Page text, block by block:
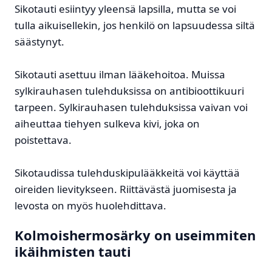
Sikotauti esiintyy yleensä lapsilla, mutta se voi
tulla aikuisellekin, jos henkilö on lapsuudessa siltä
säästynyt.
Sikotauti asettuu ilman lääkehoitoa. Muissa
sylkirauhasen tulehduksissa on antibioottikuuri
tarpeen. Sylkirauhasen tulehduksissa vaivan voi
aiheuttaa tiehyen sulkeva kivi, joka on
poistettava.
Sikotaudissa tulehduskipulääkkeitä voi käyttää
oireiden lievitykseen. Riittävästä juomisesta ja
levosta on myös huolehdittava.
Kolmoishermosärky on useimmiten
ikäihmisten tauti